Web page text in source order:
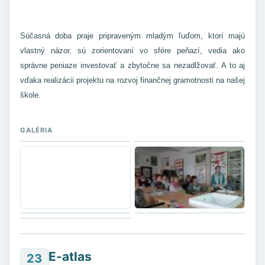
Súčasná doba praje pripraveným mladým ľuďom, ktorí majú
vlastný názor, sú zorientovaní vo sfére peňazí, vedia ako
správne peniaze investovať a zbytočne sa nezadlžovať. A to aj
vďaka realizácii projektu na rozvoj finančnej gramotnosti na našej
škole.
GALÉRIA
23 E-atlas